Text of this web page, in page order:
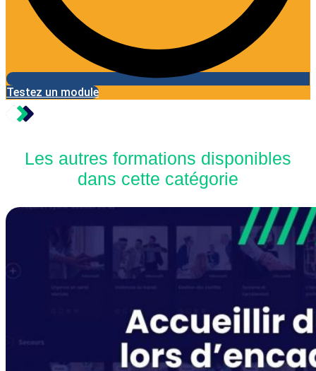
Testez un module
Les autres formations disponibles
dans cette catégorie